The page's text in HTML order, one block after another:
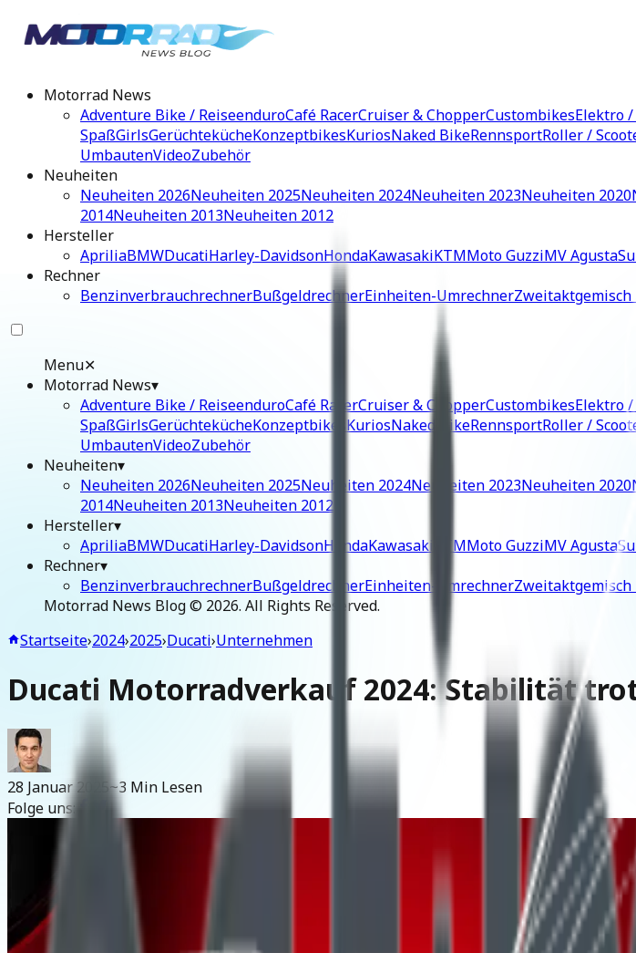
Motorrad News
Adventure Bike / ReiseenduroCafé RacerCruiser & ChopperCustombikesElektro
SpaßGirlsGerüchtekücheKonzeptbikesKuriosNaked BikeRennsportRoller /
UmbautenVideoZubehör
Neuheiten
Neuheiten 2026Neuheiten 2025Neuheiten 2024Neuheiten 2023Neuheiten 2020
2014Neuheiten 2013Neuheiten 2012
Hersteller
ApriliaBMWDucatiHarley-DavidsonHondaKawasakiKTMMoto GuzziMV Agusta
Rechner
BenzinverbrauchrechnerBußgeldrechnerEinheiten-UmrechnerZweitaktgemisch
Menu✕
Motorrad News▾
Adventure Bike / ReiseenduroCafé RacerCruiser & ChopperCustombikesElektro
SpaßGirlsGerüchtekücheKonzeptbikes KuriosNaked BikeRennsportRoller /
UmbautenVideoZubehör
Neuheiten▾
Neuheiten 2026Neuheiten 2025Neuheiten 2024Neuheiten 2023Neuheiten 2020
2014Neuheiten 2013Neuheiten 2012
Hersteller▾
ApriliaBMWDucatiHarley-DavidsonHondaKawasaki KTMMoto GuzziMV Agusta
Rechner▾
BenzinverbrauchrechnerBußgeldrechnerEinheiten-UmrechnerZweitaktgemisch
Motorrad News Blog © 2026. All Rights Reserved.
Startseite›2024›2025›Ducati›Unternehmen
Ducati Motorradverkauf 2024: Stabilität
28 Januar 2025~3 Min Lesen
Folge uns: